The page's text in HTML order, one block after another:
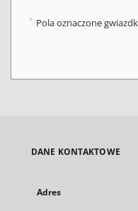
* Pola oznaczone
DANE KONTAKTOWE
Adres